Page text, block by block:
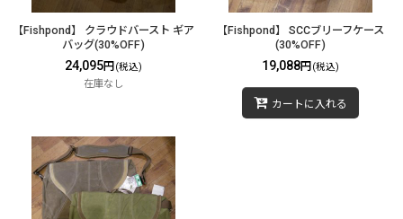
【Fishpond】 クラウドバースト ギア
バッグ(30%OFF)
24,095円 (税込)
在庫なし
【Fishpond】 SCCブリーフケース
(30%OFF)
19,088円 (税込)
カートに入れる